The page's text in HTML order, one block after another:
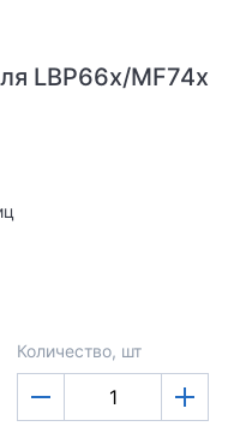
LBP66x/MF74x
Количество, шт